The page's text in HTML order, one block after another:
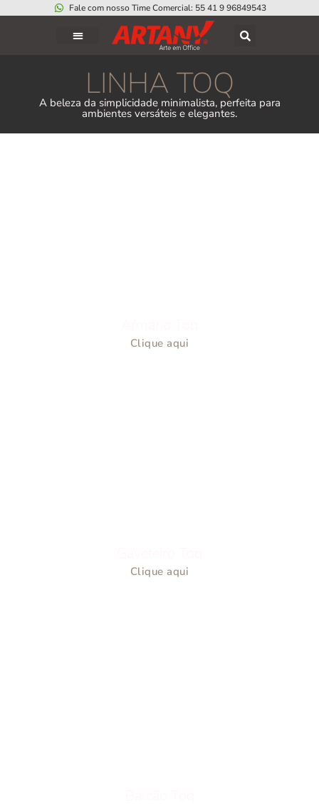
Fale com nosso Time Comercial: 55 41 9 96849543
LINHA TOQ
A beleza da simplicidade minimalista, perfeita para
ambientes versáteis e elegantes.
Clique aqui
Clique aqui